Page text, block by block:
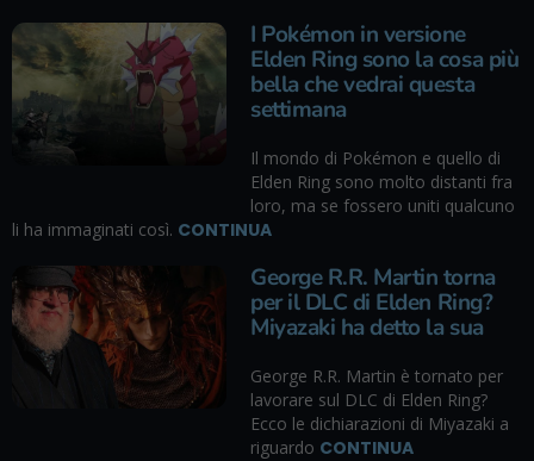
I Pokémon in versione
Elden Ring sono la cosa più
bella che vedrai questa
settimana
Il mondo di Pokémon e quello di
Elden Ring sono molto distanti fra
loro, ma se fossero uniti qualcuno
li ha immaginati così. CONTINUA
George R.R. Martin torna
per il DLC di Elden Ring?
Miyazaki ha detto la sua
George R.R. Martin è tornato per
lavorare sul DLC di Elden Ring?
Ecco le dichiarazioni di Miyazaki a
riguardo CONTINUA